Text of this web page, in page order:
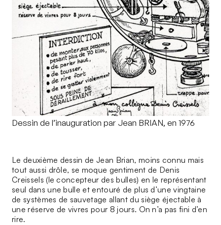
Dessin de l’inauguration par Jean BRIAN, en 1976
Le deuxième dessin de Jean Brian, moins connu mais
tout aussi drôle, se moque gentiment de Denis
Creissels (le concepteur des bulles) en le représentant
seul dans une bulle et entouré de plus d’une vingtaine
de systèmes de sauvetage allant du siège éjectable à
une réserve de vivres pour 8 jours. On n’a pas fini d’en
rire.